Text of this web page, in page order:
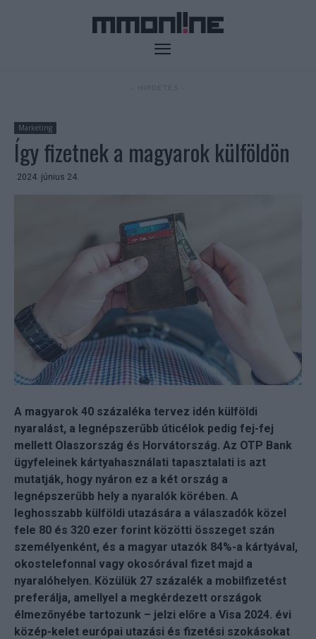
Marketing
Így fizetnek a magyarok külföldön
2024. június 24.
A magyarok 40 százaléka tervez idén külföldi
nyaralást, a legnépszerűbb úticélok pedig fej-fej
mellett Olaszország és Horvátország. Az OTP Bank
ügyfeleinek kártyahasználati tapasztalati is azt
mutatják, hogy nyáron ez a két ország a
legnépszerűbb hely a nyaralók körében. A
leghosszabb külföldi utazására a válaszadók közel
fele 80 és 320 ezer forint közötti összeget szán
személyenként, és a magyar utazók 84%-a kártyával,
okostelefonnal vagy okosórával fizet majd a
nyaralóhelyen. Közülük 27 százalék a mobilfizetést
preferálja, amellyel a megkérdezett országok
élmezőnyébe tartozunk – jelzi előre a Visa 2024. évi
közép-kelet európai utazási és fizetési szokásokat